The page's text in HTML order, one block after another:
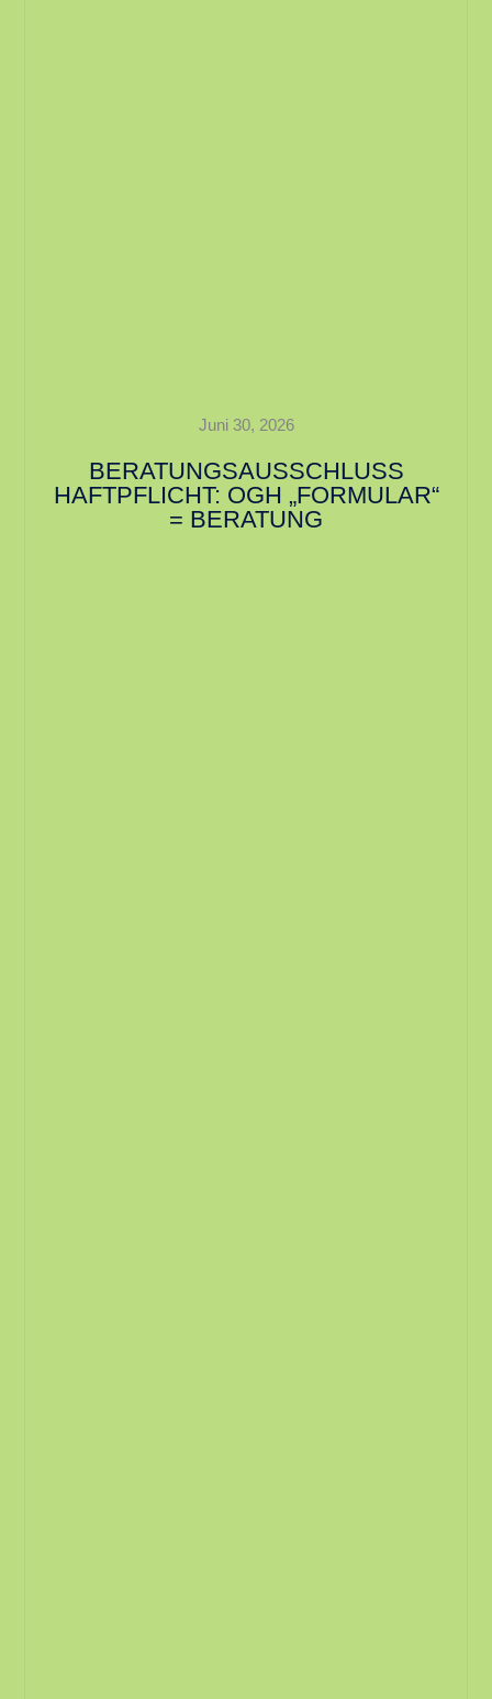
Juni 30, 2026
BERATUNGSAUSSCHLUSS
HAFTPFLICHT: OGH „FORMULAR“
= BERATUNG